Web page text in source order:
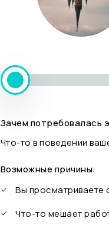
Зачем потребовалась
Что-то в поведении
Возможные причины:
Вы
Что-то мешает